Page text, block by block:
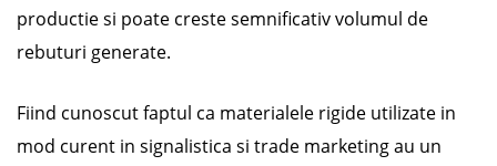
productie si poate creste semnificativ volumul de
rebuturi generate.
Fiind cunoscut faptul ca materialele rigide utilizate in
mod curent in signalistica si trade marketing au un